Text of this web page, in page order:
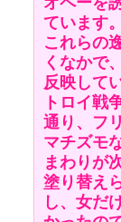
ています
これらの
くなかで
反映して
トロイ戦
通り、フ
マチズモ
まわりが
塗り替え
し、女だ